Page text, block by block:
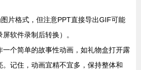
片格式，但注意PPT直接导出GIF可能
软件录制后转换）。
一个简单的故事性动画，如礼物盒打开露
记住，动画宜精不宜多，保持整体和